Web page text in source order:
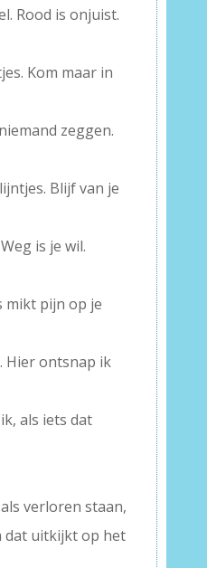
Rood is onjuist.
Kom maar in
zeggen.
Blijf van je
is je wil.
mikt pijn op je
Hier ontsnap ik
als iets dat
verloren staan,
dat uitkijkt op het